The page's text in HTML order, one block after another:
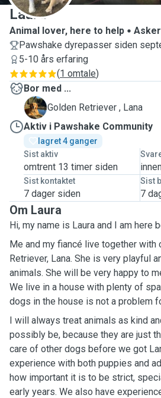
Laura
Animal lover, here to help
Asker
Pawshake dyrepasser siden
5-10 års erfaring
(1 omtale)
Bor med ...
L
Golden Retriever , Lana
Aktiv i Pawshake Community
lagret 4 ganger
Sist aktiv
omtrent 13 timer siden
Sist kontaktet
7 dager siden
Sist
7
Om Laura
Hi, my name is Laura and I am here
Me and my fiancé live together with
Retriever, Lana. She is very playful
animals. She will be very happy to
We live in a house with plenty of
dogs in the house is not a problem
I will always treat animals as kind
possibly be, because they are just
care of other dogs before we got
experience with both puppies and
how important it is to be strict,
early years. We also have